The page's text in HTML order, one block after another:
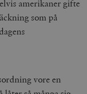
amerikaner gifte
som på
vore en